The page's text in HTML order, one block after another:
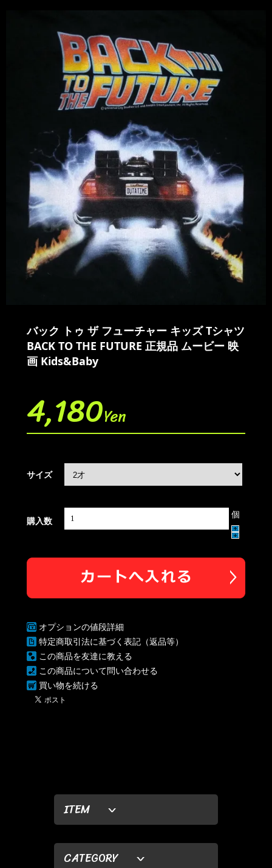
ITEM
CATEGORY
バック トゥ ザ フューチャー キッズ Tシャツ
BACK TO THE FUTURE 正規品 ムービー 映
画 Kids&Baby
4,180Yen
サイズ
購入数
個
オプションの値段詳細
特定商取引法に基づく表記（返品等）
この商品を友達に教える
この商品について問い合わせる
買い物を続ける